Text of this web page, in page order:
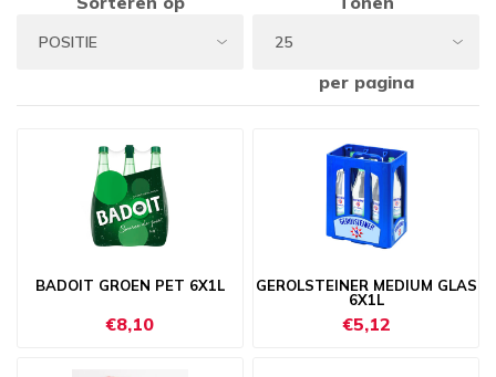
per pagina
BADOIT GROEN PET 6X1L
€8,10
GEROLSTEINER MEDIUM GLAS
6X1L
€5,12